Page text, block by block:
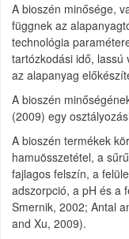
A bioszén minősége,
függnek az
technológia
tartózkodási idő,
az alapanyag
A bioszén
(2009) egy
A bioszén termékek
hamuösszetétel, a
fajlagos felszín, a
adszorpció, a pH és a
Smernik, 2002; Antal
and Xu, 2009).